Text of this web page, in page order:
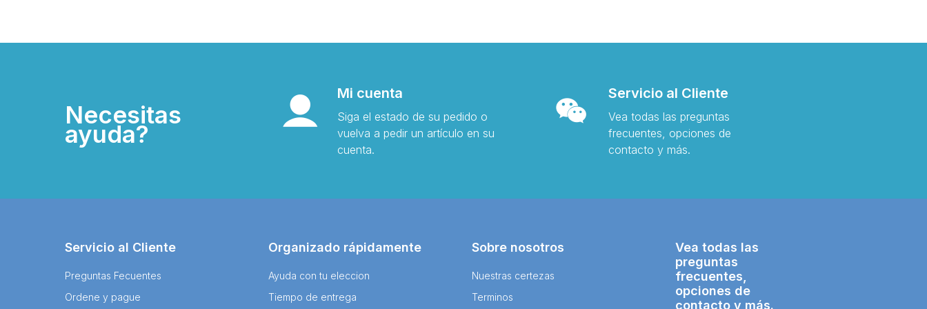
Necesitas
ayuda?
Mi cuenta
Siga el estado de su pedido o
vuelva a pedir un artículo en su
cuenta.
Servicio al Cliente
Vea todas las preguntas
frecuentes, opciones de
contacto y más.
Servicio al Cliente
Preguntas Fecuentes
Ordene y pague
Organizado rápidamente
Ayuda con tu eleccion
Tiempo de entrega
Sobre nosotros
Nuestras certezas
Terminos
Vea todas las
preguntas
frecuentes,
opciones de
contacto y más.